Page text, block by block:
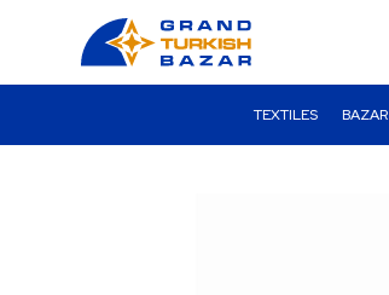
TEXTILES BAZAR